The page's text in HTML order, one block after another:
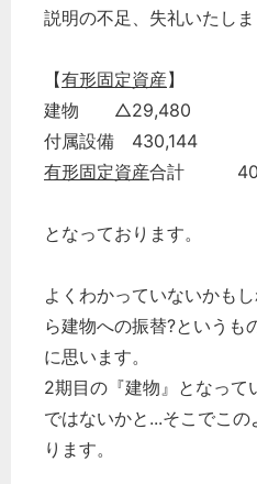
説明の不足、失礼いたしま
【有形固定資産】
建物 △29,480
付属設備 430,144
有形固定資産合計
となっております。
よくわかっていないかも
ら建物への振替?というも
に思います。
2期目の『建物』となって
ではないかと...そこでこ
ります。